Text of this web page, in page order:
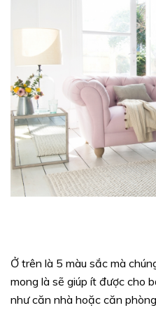
Ở trên là 5 màu sắc mà
mong là sẽ giúp ít được cho
như căn nhà hoặc căn